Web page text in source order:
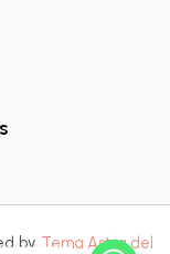
by Tema Astra del